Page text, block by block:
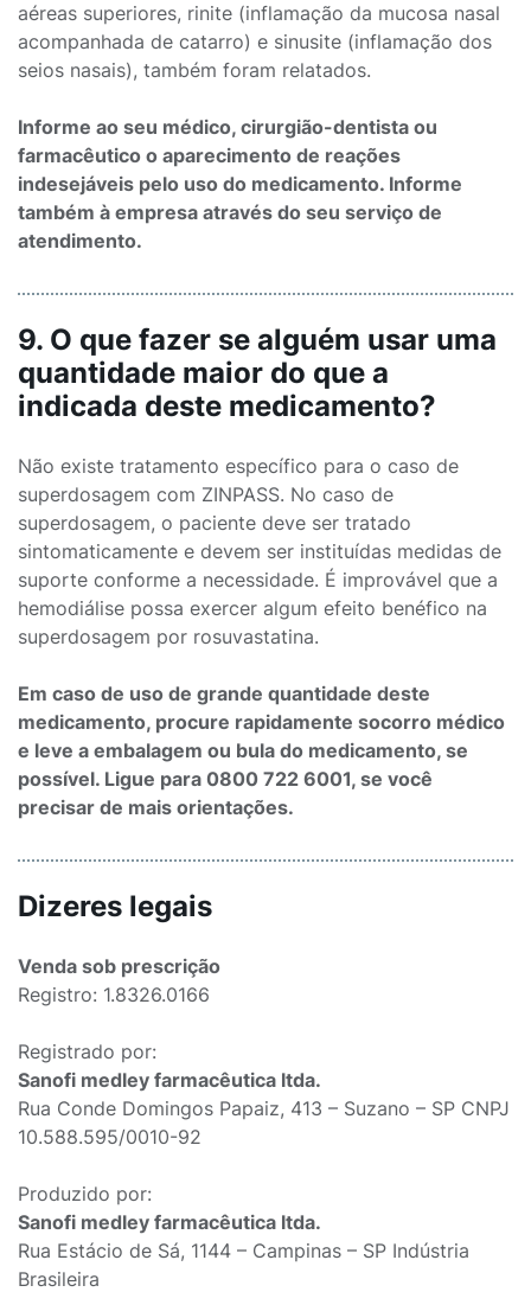
aéreas superiores, rinite (inflamação da mucosa nasal
acompanhada de catarro) e sinusite (inflamação dos
seios nasais), também foram relatados.
Informe ao seu médico, cirurgião-dentista ou
farmacêutico o aparecimento de reações
indesejáveis pelo uso do medicamento. Informe
também à empresa através do seu serviço de
atendimento.
9. O que fazer se alguém usar uma
quantidade maior do que a
indicada deste medicamento?
Não existe tratamento específico para o caso de
superdosagem com ZINPASS. No caso de
superdosagem, o paciente deve ser tratado
sintomaticamente e devem ser instituídas medidas de
suporte conforme a necessidade. É improvável que a
hemodiálise possa exercer algum efeito benéfico na
superdosagem por rosuvastatina.
Em caso de uso de grande quantidade deste
medicamento, procure rapidamente socorro médico
e leve a embalagem ou bula do medicamento, se
possível. Ligue para 0800 722 6001, se você
precisar de mais orientações.
Dizeres legais
Venda sob prescrição
Registro: 1.8326.0166
Registrado por:
Sanofi medley farmacêutica ltda.
Rua Conde Domingos Papaiz, 413 – Suzano – SP CNPJ
10.588.595/0010-92
Produzido por:
Sanofi medley farmacêutica ltda.
Rua Estácio de Sá, 1144 – Campinas – SP Indústria
Brasileira